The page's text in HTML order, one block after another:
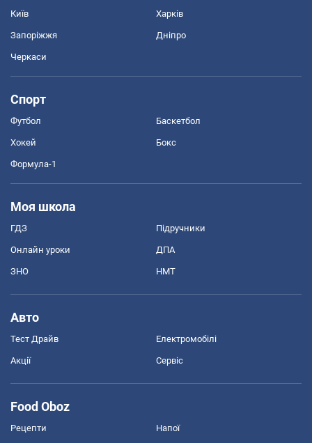
Київ Харків
Запоріжжя Дніпро
Черкаси
Спорт
Футбол Баскетбол
Хокей Бокс
Формула-1
Моя школа
ГДЗ Підручники
Онлайн уроки ДПА
ЗНО НМТ
Авто
Тест Драйв Електромобілі
Акції Сервіс
Food Oboz
Рецепти Напої